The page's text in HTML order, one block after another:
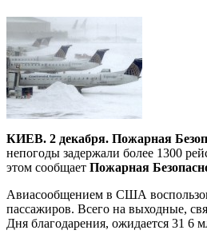
КИЕВ. 2 декабря. Пожарная
непогоды задержали более 1300
этом сообщает Пожарная
Авиасообщением в США
пассажиров. Всего на выходные,
Дня благодарения, ожидается 31 6